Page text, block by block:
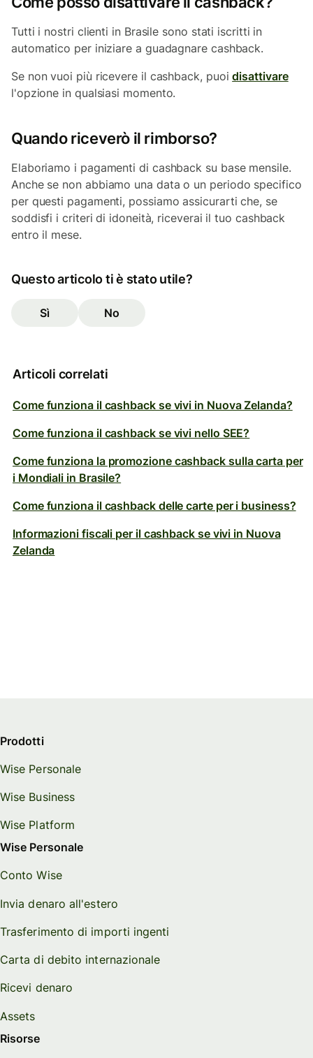
Tutti i nostri clienti in Brasile sono stati iscritti in
automatico per iniziare a guadagnare cashback.
Se non vuoi più ricevere il cashback, puoidisattivare
l'opzione in qualsiasi momento.
Quando riceverò il rimborso?
Elaboriamo i pagamenti di cashback su base mensile.
Anche se non abbiamo una data o un periodo specifico
per questi pagamenti, possiamo assicurarti che, se
soddisfi i criteri di idoneità, riceverai il tuo cashback
entro il mese.
Questo articolo ti è stato utile?
Sì No
Articoli correlati
Come funziona il cashback se vivi in Nuova Zelanda?
Come funziona il cashback se vivi nello SEE?
Come funziona la promozione cashback sulla carta per
i Mondiali in Brasile?
Come funziona il cashback delle carte per i business?
Informazioni fiscali per il cashback se vivi in Nuova
Zelanda
Prodotti
Wise Personale
Wise Business
Wise Platform
Wise Personale
Conto Wise
Invia denaro all'estero
Trasferimento di importi ingenti
Carta di debito internazionale
Ricevi denaro
Assets
Risorse